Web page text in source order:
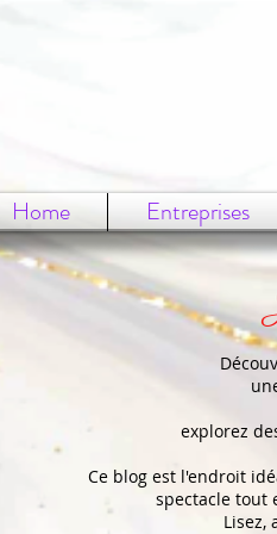
Home Entreprises
explorez
Ce blog est l'endroit
spectacle tout
Lisez,